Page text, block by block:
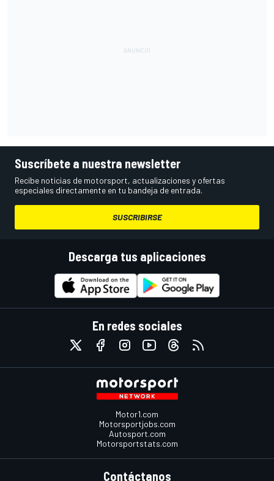
Suscríbete a nuestra newsletter
Recibe noticias de motorsport, actualizaciones y ofertas
especiales directamente en tu bandeja de entrada.
SUSCRIBIRSE
Descarga tus aplicaciones
En redes sociales
Motor1.com
Motorsportjobs.com
Autosport.com
Motorsportstats.com
Contáctanos